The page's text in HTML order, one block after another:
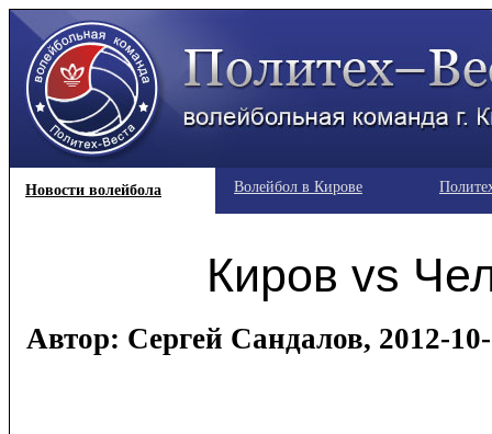
Новости волейбола Волейбол в Кирове
Киров vs
Автор: Сергей Сандалов, 2012-